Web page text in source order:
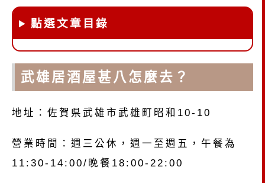
點選文章目錄
武雄居酒屋甚八怎麼去？
地址：佐賀県武雄市武雄町昭和10-10
營業時間：週三公休，週一至週五，午餐為
11:30-14:00/晚餐18:00-22:00